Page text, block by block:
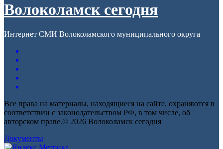
Волоколамск сегодня
Интернет СМИ Волоколамского муниципального округа
Все права на материалы, находящиеся на сайте, охраняются в
соответствии с законодательством РФ, в том числе, об
авторском праве.© 2026 Волоколамск сегодня
Документы